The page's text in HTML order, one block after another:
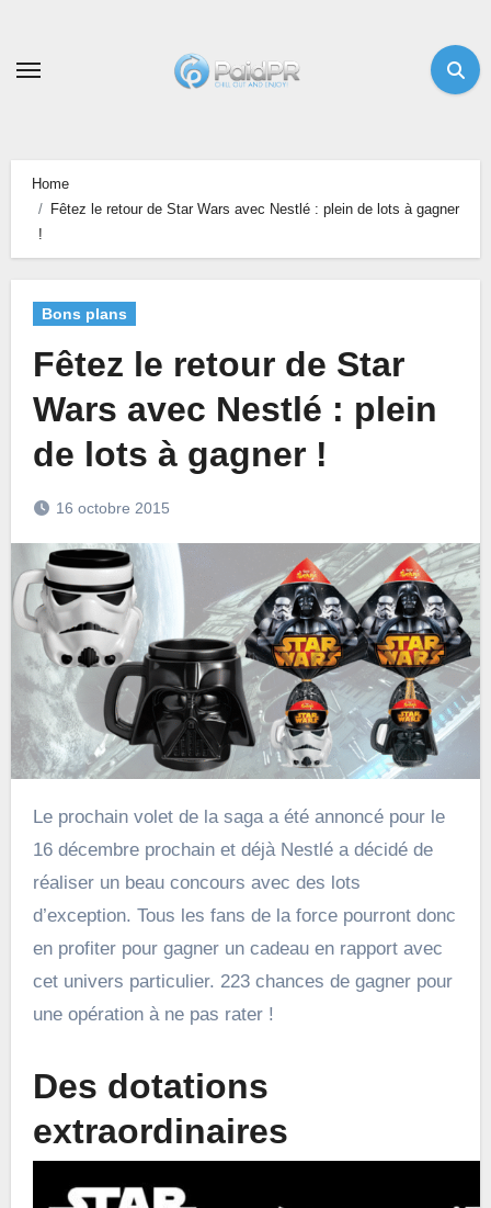
content
Home
Fêtez le retour de Star Wars avec Nestlé : plein de lots à gagner
!
Bons plans
Fêtez le retour de Star
Wars avec Nestlé : plein
de lots à gagner !
16 octobre 2015
Le prochain volet de la saga a été annoncé pour le
16 décembre prochain et déjà Nestlé a décidé de
réaliser un beau concours avec des lots
d’exception. Tous les fans de la force pourront donc
en profiter pour gagner un cadeau en rapport avec
cet univers particulier. 223 chances de gagner pour
une opération à ne pas rater !
Des dotations
extraordinaires